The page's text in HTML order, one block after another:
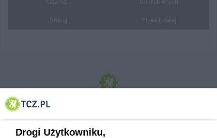
© 2001-2026 Tczew - TCZ.PL Sp. z o.o. Internetowy Serwis Informacyjny Miasta
Drogi Użytkowniku,